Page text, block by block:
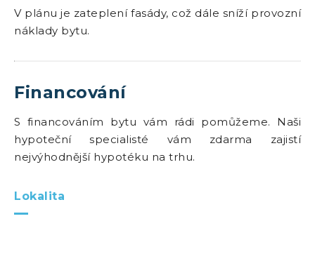
V plánu je zateplení fasády, což dále sníží provozní
náklady bytu.
Financování
S financováním bytu vám rádi pomůžeme. Naši
hypoteční specialisté vám zdarma zajistí
nejvýhodnější hypotéku na trhu.
Lokalita